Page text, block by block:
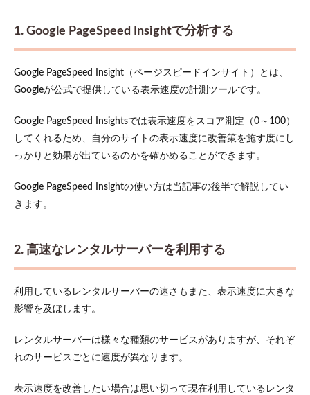
1. Google PageSpeed Insightで分析する
Google PageSpeed Insight（ページスピードインサイト）とは、
Googleが公式で提供している表示速度の計測ツールです。
Google PageSpeed Insightsでは表示速度をスコア測定（0～100）
してくれるため、自分のサイトの表示速度に改善策を施す度にし
っかりと効果が出ているのかを確かめることができます。
Google PageSpeed Insightの使い方は当記事の後半で解説してい
きます。
2. 高速なレンタルサーバーを利用する
利用しているレンタルサーバーの速さもまた、表示速度に大きな
影響を及ぼします。
レンタルサーバーは様々な種類のサービスがありますが、それぞ
れのサービスごとに速度が異なります。
表示速度を改善したい場合は思い切って現在利用しているレンタ